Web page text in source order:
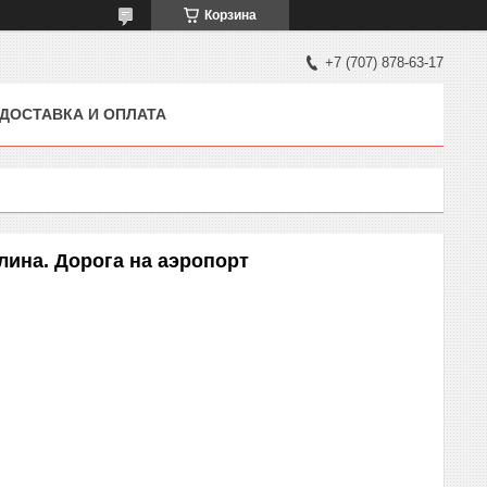
Корзина
+7 (707) 878-63-17
ДОСТАВКА И ОПЛАТА
Дорога на аэропорт